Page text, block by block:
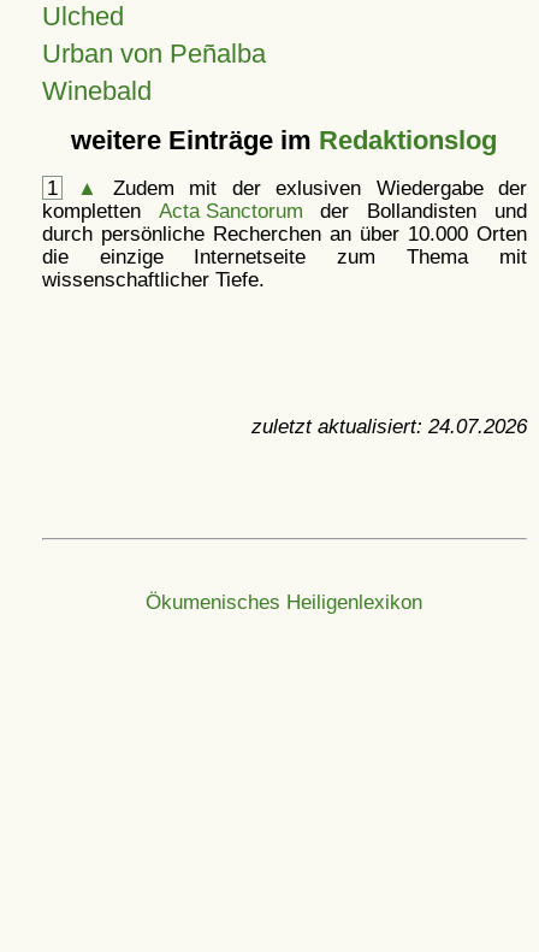
Ulched
Urban von Peñalba
Winebald
weitere Einträge im Redaktionslog
1 ▲
Zudem mit der exlusiven Wiedergabe der
kompletten Acta Sanctorum der Bollandisten und
durch persönliche Recherchen an über 10.000 Orten
die einzige Internetseite zum Thema mit
wissenschaftlicher Tiefe.
zuletzt aktualisiert: 24.07.2026
Ökumenisches Heiligenlexikon